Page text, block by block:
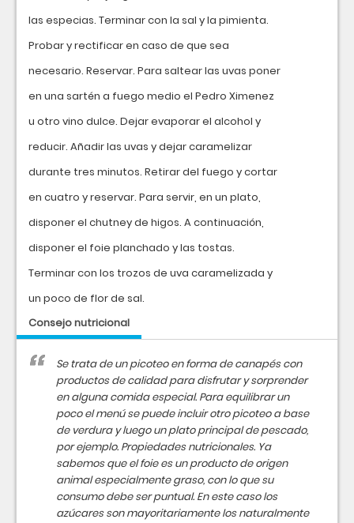
las especias. Terminar con la sal y la pimienta.
Probar y rectificar en caso de que sea
necesario. Reservar. Para saltear las uvas poner
en una sartén a fuego medio el Pedro Ximenez
u otro vino dulce. Dejar evaporar el alcohol y
reducir. Añadir las uvas y dejar caramelizar
durante tres minutos. Retirar del fuego y cortar
en cuatro y reservar. Para servir, en un plato,
disponer el chutney de higos. A continuación,
disponer el foie planchado y las tostas.
Terminar con los trozos de uva caramelizada y
un poco de flor de sal.
Consejo nutricional
Se trata de un picoteo en forma de canapés con
productos de calidad para disfrutar y sorprender
en alguna comida especial. Para equilibrar un
poco el menú se puede incluir otro picoteo a base
de verdura y luego un plato principal de pescado,
por ejemplo. Propiedades nutricionales. Ya
sabemos que el foie es un producto de origen
animal especialmente graso, con lo que su
consumo debe ser puntual. En este caso los
azúcares son mayoritariamente los naturalmente